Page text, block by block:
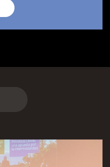
Pirinexus